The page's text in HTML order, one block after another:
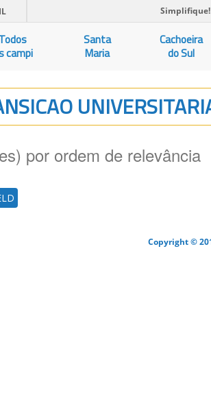
Simplifique!
Todos
campi
Santa
Maria
Cachoeira
do Sul
por ordem de relevância
Copyright ©